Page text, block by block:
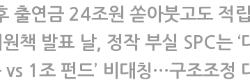
출연금 24조원 쏟아붓고도 적
책 발표 날, 정작 부실 SPC는 ‘
vs 1조 펀드’ 비대칭…구조조정